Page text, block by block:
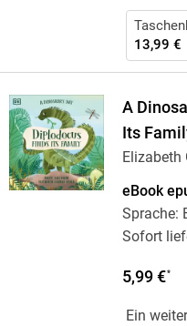
13,99 €
A
Its
Elizabeth
eBook
Sprache:
Sofort
5,99 €*
Ein